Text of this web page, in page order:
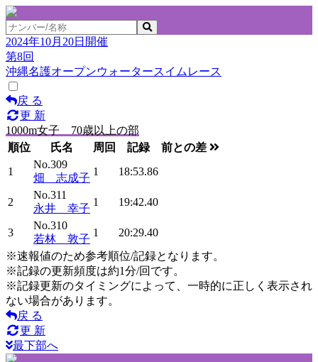
2024年10月20日開催
第8回
沖縄名護オープンウォータースイムレース
戻 る
更 新
1000m女子 70歳以上の部
順位
氏名 周回 記録
前との差
1
No.309
畑 志成子
1 18:53.86
2
No.311
永井 幸子
1 19:42.40
3
No.310
若林 敦子
1
20:29.40
※速報値のため参考順位/記録となります。
※記録の更新頻度は約1分/回です。
※記録更新のタイミングによって、一時的に正しく表示され
ない場合があります。
戻 る
更 新
最下部へ